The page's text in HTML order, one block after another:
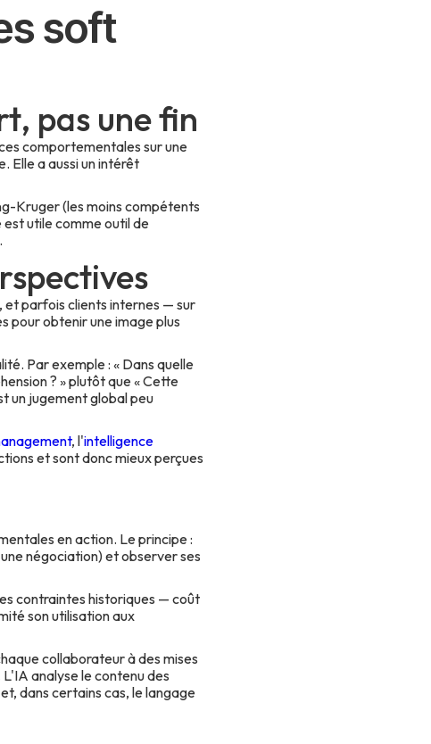
soft
pas une fin
comportementales sur une
Elle a aussi un intérêt
Kruger (les moins compétents
utile comme outil de
et parfois clients internes — sur
pour obtenir une image plus
Par exemple : « Dans quelle
? » plutôt que « Cette
un jugement global peu
, l'intelligence
et sont donc mieux perçues
en action. Le principe :
négociation) et observer ses
contraintes historiques — coût
son utilisation aux
collaborateur à des mises
analyse le contenu des
dans certains cas, le langage